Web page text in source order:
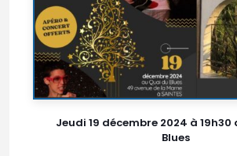
Jeudi 19 décembre 2024 à 19h30
Blues